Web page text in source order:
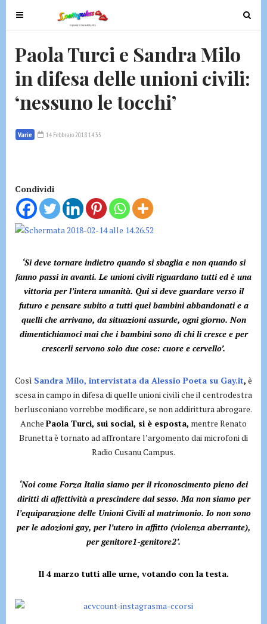
T
o
g
l
e
n
v
i
t
o
n
T
o
l
e
Paola Turci e Sandra Milo
in difesa delle unioni civili:
‘nessuno le tocchi’
Varie 14 Febbraio 2018 14:35
Condividi
‘Si deve tornare indietro quando si sbaglia e non quando si
fanno passi in avanti. Le unioni civili riguardano tutti ed è una
vittoria per l’intera umanità. Qui si deve guardare verso il
futuro e pensare subito a tutti quei bambini abbandonati e a
quelli che arrivano, da situazioni assurde, ogni giorno. Non
dimentichiamoci mai che i bambini sono di chi li cresce e per
crescerli servono solo due cose: cuore e cervello’.
Così Sandra Milo, intervistata da Alessio Poeta su Gay.it, è
scesa in campo in difesa di quelle unioni civili che il centrodestra
berlusconiano vorrebbe modificare, se non addirittura abrogare.
Anche Paola Turci, sui social, si è esposta, mentre Renato
Brunetta è tornato ad affrontare l’argomento dai microfoni di
Radio Cusanu Campus.
‘Noi come Forza Italia siamo per il riconoscimento pieno dei
diritti di affettività a prescindere dal sesso. Ma non siamo per
l’equiparazione delle Unioni Civili al matrimonio. Io non sono
per le adozioni gay, per l’utero in affitto (violenza aberrante),
per genitore1-genitore2’.
Il 4 marzo tutti alle urne, votando con la testa.